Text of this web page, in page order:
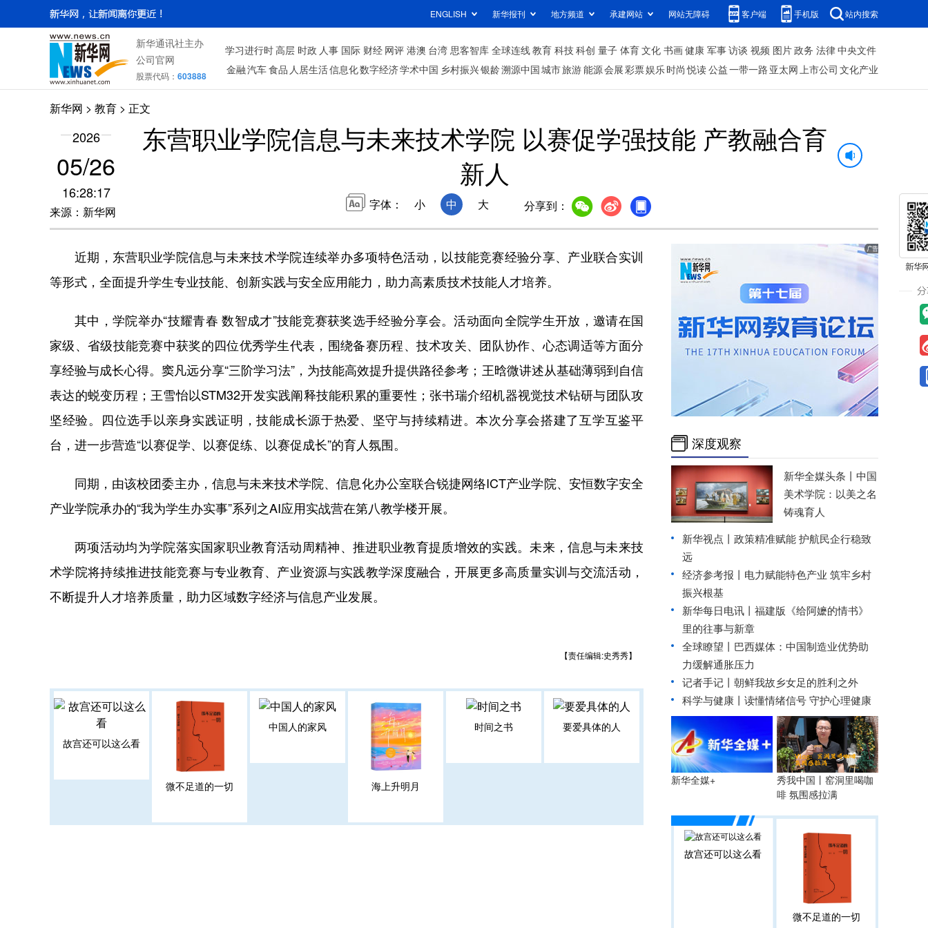
ENGLISH 新华报刊 地方频道 承建网站 网站无障碍 客户端 手机版 站内搜索
新华通讯社主办
公司官网
股票代码： 603888
学习进行时高层 时政 人事 国际 财经 网评 港澳 台湾 思客智库 全球连线教育 科技科创 量子 体育文化 书画健康 军事访谈 视频 图片政务 法律中央文件
金融汽车食品 人居生活信息化数字经济学术中国 乡村振兴银龄溯源中国城市旅游能源会展彩票娱乐时尚 悦读公益一带一路 亚太网上市公司 文化产业
新华网 > 教育 > 正文
2026
05/26
16:28:17
来源：新华网
东营职业学院信息与未来技术学院 以赛促学强技能 产教融合育
新人
字体： 小 中 大 分享到：
近期，东营职业学院信息与未来技术学院连续举办多项特色活动，以技能竞赛经验分享、产业联合实训
等形式，全面提升学生专业技能、创新实践与安全应用能力，助力高素质技术技能人才培养。
其中，学院举办“技耀青春 数智成才”技能竞赛获奖选手经验分享会。活动面向全院学生开放，邀请在国
家级、省级技能竞赛中获奖的四位优秀学生代表，围绕备赛历程、技术攻关、团队协作、心态调适等方面分
享经验与成长心得。窦凡远分享“三阶学习法”，为技能高效提升提供路径参考；王晗微讲述从基础薄弱到自信
表达的蜕变历程；王雪怡以STM32开发实践阐释技能积累的重要性；张书瑞介绍机器视觉技术钻研与团队攻
坚经验。四位选手以亲身实践证明，技能成长源于热爱、坚守与持续精进。本次分享会搭建了互学互鉴平
台，进一步营造“以赛促学、以赛促练、以赛促成长”的育人氛围。
同期，由该校团委主办，信息与未来技术学院、信息化办公室联合锐捷网络ICT产业学院、安恒数字安全
产业学院承办的“我为学生办实事”系列之AI应用实战营在第八教学楼开展。
两项活动均为学院落实国家职业教育活动周精神、推进职业教育提质增效的实践。未来，信息与未来技
术学院将持续推进技能竞赛与专业教育、产业资源与实践教学深度融合，开展更多高质量实训与交流活动，
不断提升人才培养质量，助力区域数字经济与信息产业发展。
【责任编辑:史秀秀】
故宫还可以这么看
微不足道的一切
中国人的家风
海上升明月
时间之书 要爱具体的人
深度观察
新华全媒头条丨 中国
美术学院：以美之名
铸魂育人
新华视点丨 政策精准赋能 护航民企行稳致
远
经济参考报丨 电力赋能特色产业 筑牢乡村
振兴根基
新华每日电讯丨 福建版《给阿嬷的情书》
里的往事与新章
全球瞭望丨巴西媒体：中国制造业优势助
力缓解通胀压力
记者手记丨朝鲜我故乡女足的胜利之外
科学与健康丨读懂情绪信号 守护心理健康
新华全媒+
秀我中国丨窑洞里喝咖
啡 氛围感拉满
故宫还可以这么看
微不足道的一切